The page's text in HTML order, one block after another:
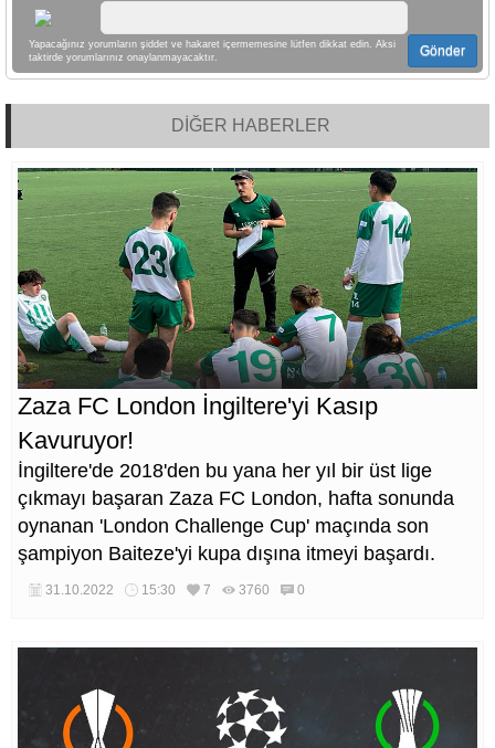
Yapacağınız yorumların şiddet ve hakaret içermemesine lütfen dikkat edin. Aksi
taktirde yorumlarınız onaylanmayacaktır.
Gönder
DİĞER HABERLER
Zaza FC London İngiltere'yi Kasıp
Kavuruyor!
İngiltere'de 2018'den bu yana her yıl bir üst lige
çıkmayı başaran Zaza FC London, hafta sonunda
oynanan 'London Challenge Cup' maçında son
şampiyon Baiteze'yi kupa dışına itmeyi başardı.
31.10.2022 15:30 7 3760 0